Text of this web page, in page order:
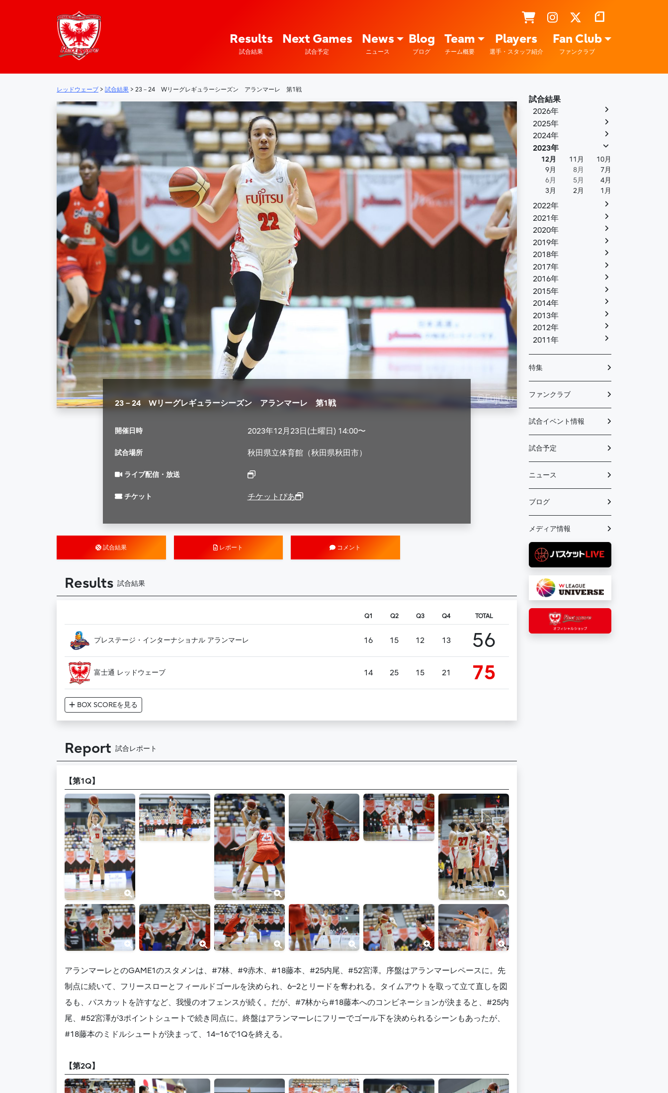
メインナビゲーション
Results
試合結果
Next Games
試合予定
News
ニュース
Blog
ブログ
Team
チーム概要
Players
選手・スタッフ紹介
Fan Club
ファンクラブ
レッドウェーブ > 試合結果 > 23－24 Wリーグレギュラーシーズン アランマーレ 第1戦
23－24 Wリーグレギュラーシーズン アランマーレ 第1戦
開催日時 2023年12月23日(土曜日) 14:00〜
試合場所 秋田県立体育館（秋田県秋田市）
ライブ配信・放送
チケット チケットぴあ
試合結果 レポート コメント
Results 試合結果
Q1 Q2 Q3 Q4 TOTAL
プレステージ・インターナショナル アランマーレ 16 15 12 13 56
富士通 レッドウェーブ 14 25 15 21 75
BOX SCOREを見る
Report 試合レポート
【第1Q】
アランマーレとのGAME1のスタメンは、#7林、#9赤木、#18藤本、#25内尾、#52宮澤。序盤はアランマーレペースに。先
制点に続いて、フリースローとフィールドゴールを決められ、6−2とリードを奪われる。タイムアウトを取って立て直しを図
るも、パスカットを許すなど、我慢のオフェンスが続く。だが、#7林から#18藤本へのコンビネーションが決まると、#25内
尾、#52宮澤が3ポイントシュートで続き同点に。終盤はアランマーレにフリーでゴール下を決められるシーンもあったが、
#18藤本のミドルシュートが決まって、14−16で1Qを終える。
【第2Q】
試合結果
2026年
2025年
2024年
2023年
12月 11月
10月
9月
8月
7月
6月
5月
4月
3月
2月 1月
2022年
2021年
2020年
2019年
2018年
2017年
2016年
2015年
2014年
2013年
2012年
2011年
特集
ファンクラブ
試合イベント情報
試合予定
ニュース
ブログ
メディア情報